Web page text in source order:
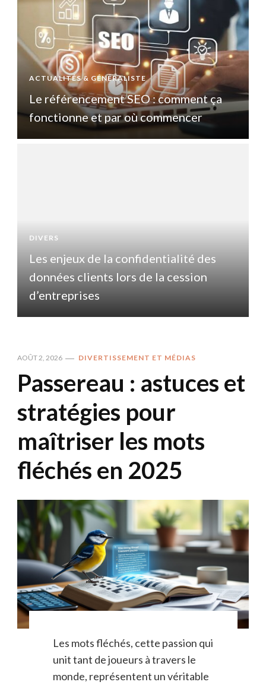
ACTUALITÉS & GÉNÉRALISTE
Le référencement SEO : comment ça
fonctionne et par où commencer
DIVERS
Les enjeux de la confidentialité des
données clients lors de la cession
d’entreprises
AOÛT 2, 2026 DIVERTISSEMENT ET MÉDIAS
Passereau : astuces et
stratégies pour
maîtriser les mots
fléchés en 2025
Les mots fléchés, cette passion qui
unit tant de joueurs à travers le
monde, représentent un véritable